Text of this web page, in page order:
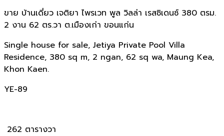
ขาย บ้านเดี่ยว เจติยา ไพรเวท พูล วิลล่า เรสซิเดนซ์ 380 ตรม.
2 งาน 62 ตร.วา ต.เมืองเก่า ขอนแก่น
Single house for sale, Jetiya Private Pool Villa
Residence, 380 sq m, 2 ngan, 62 sq wa, Maung Kea,
Khon Kaen.
YE-89
262 ตารางวา